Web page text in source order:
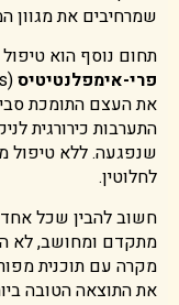
שמרחיבים את מגוון
תחום נוסף הוא
פרי-אימפלנטיטיס
את העצם התומכת
התערבות כירורגית
שנפגעה. ללא טיפול
לחלוטין.
חשוב להבין שכל אחד
מתקדם ומחושב, לא
מקרה עם תוכנית
את התוצאה הטובה